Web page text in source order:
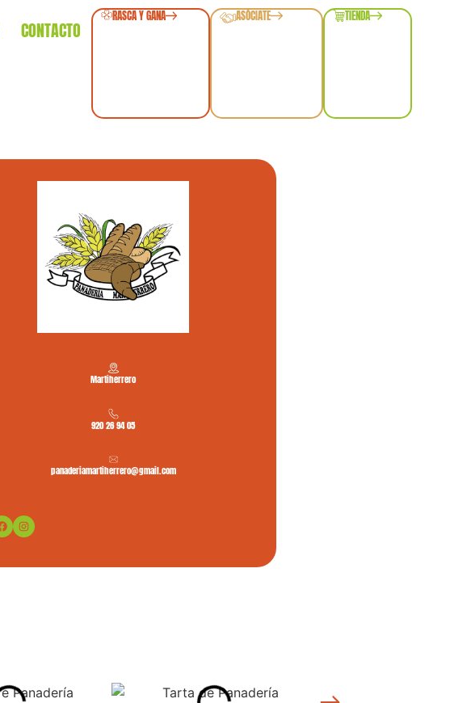
CONTACTO
RASCA Y GANA ASÓCIATE TIENDA
Martiherrero
920 26 94 05
panaderiamartiherrero@gmail.com